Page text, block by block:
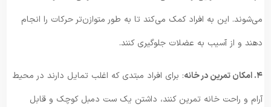
می‌شوند. این به افراد کمک می‌کند تا به طور متوازن‌تر حرکات را انجام
دهند و از آسیب به عضلات جلوگیری کنند.
۴. امکان تمرین در خانه
: برای افراد مبتدی که اغلب تمایل دارند در محیط
آرام و راحت خانه تمرین کنند، داشتن یک ست دمبل کوچک و قابل